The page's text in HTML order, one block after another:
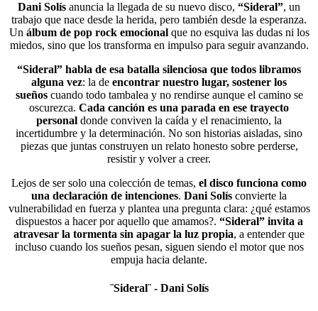
Dani Solís anuncia la llegada de su nuevo disco, “Sideral”, un
trabajo que nace desde la herida, pero también desde la esperanza.
Un álbum de pop rock emocionalque no esquiva las dudas ni los
miedos, sino que los transforma en impulso para seguir avanzando.
“Sideral” habla de esa batalla silenciosa que todos libramos
alguna vez: la de encontrar nuestro lugar, sostener los
sueñoscuando todo tambalea y no rendirse aunque el camino se
oscurezca. Cada canción es una parada en ese trayecto
personal donde conviven la caída y el renacimiento, la
incertidumbre y la determinación. No son historias aisladas, sino
piezas que juntas construyen un relato honesto sobre perderse,
resistir y volver a creer.
Lejos de ser solo una colección de temas, el disco funciona como
una declaración de intenciones. Dani Solís convierte la
vulnerabilidad en fuerza y plantea una pregunta clara: ¿qué estamos
dispuestos a hacer por aquello que amamos?. “Sideral” invita a
atravesar la tormenta sin apagar la luz propia, a entender que
incluso cuando los sueños pesan, siguen siendo el motor que nos
empuja hacia delante.
¨Sideral¨ - Dani Solís